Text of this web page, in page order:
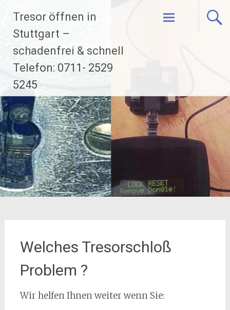
Inhalt
springen
Tresor öffnen in
Stuttgart –
schadenfrei & schnell
Telefon: 0711- 2529
5245
Welches Tresorschloß
Problem ?
Wir helfen Ihnen weiter wenn Sie: